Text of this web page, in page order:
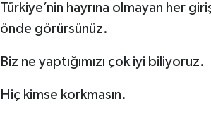
Türkiye’nin hayrına olmayan her
önde görürsünüz.
Biz ne yaptığımızı çok iyi biliyoruz.
Hiç kimse korkmasın.